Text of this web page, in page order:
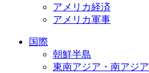
アメリカ経済
アメリカ軍事
国際
朝鮮半島
東南アジア・南アジア